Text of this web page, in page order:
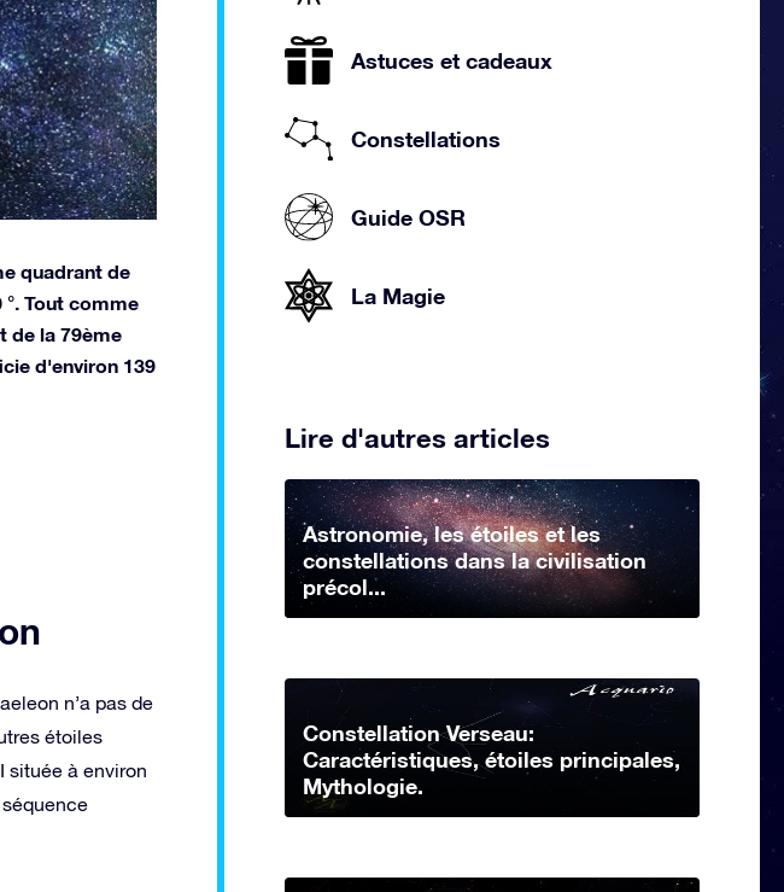
quadrant de
Tout comme
de la 79ème
d'environ 139
n’a pas de
étoiles
située à environ
Astuces et cadeaux
Constellations
Guide OSR
La Magie
Lire d'autres articles
Astronomie, les étoiles et les
constellations dans la civilisation
précol...
Constellation Verseau:
Caractéristiques, étoiles principales,
Mythologie.